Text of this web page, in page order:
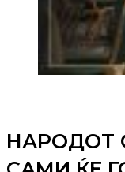
НАРОДОТ